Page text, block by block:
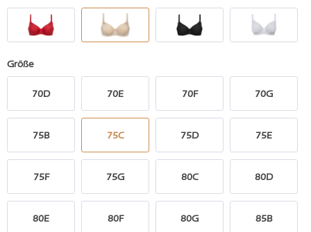
Größe
70D 70E 70F 70G
75B 75C 75D 75E
75F 75G 80C 80D
80E 80F 80G 85B